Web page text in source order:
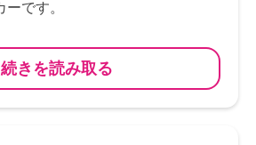
です。
続きを読み取る